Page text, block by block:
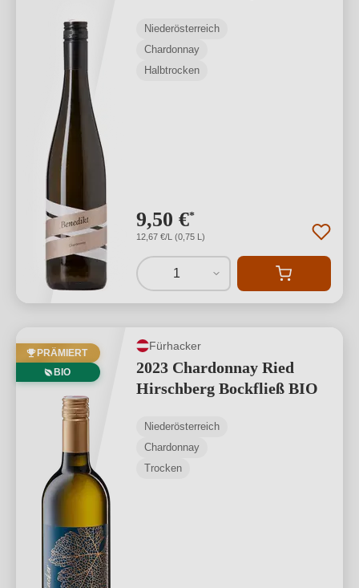
Niederösterreich
Chardonnay
Halbtrocken
9,50 €*
12,67 €/L (0,75 L)
1
PRÄMIERT
BIO
Fürhacker
2023 Chardonnay Ried
Hirschberg Bockfließ BIO
Niederösterreich
Chardonnay
Trocken